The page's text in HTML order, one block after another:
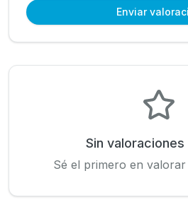
Enviar
Sin
Sé el primero en